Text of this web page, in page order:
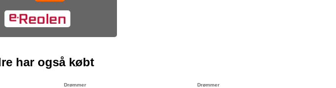
har også købt
Drømmer Drømmer